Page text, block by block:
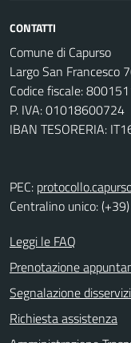
CONTATTI
Comune di Capurso
Largo San Francesco
Codice fiscale:
P. IVA: 01018600724
IBAN TESORERIA:
PEC:
Centralino unico:
Leggi le FAQ
Prenotazione
Segnalazione
Richiesta assistenza